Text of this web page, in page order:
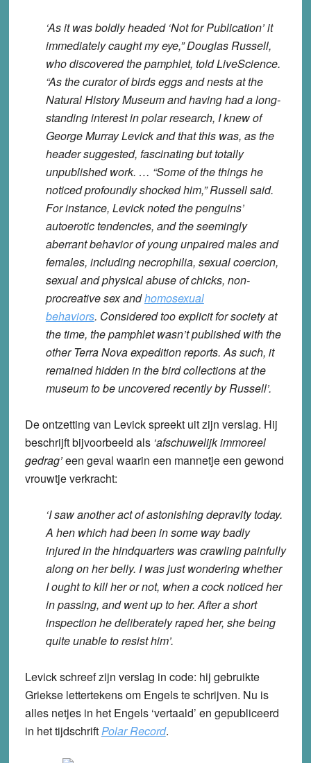
‘As it was boldly headed ‘Not for Publication’ it
immediately caught my eye,” Douglas Russell,
who discovered the pamphlet, told LiveScience.
“As the curator of birds eggs and nests at the
Natural History Museum and having had a long-
standing interest in polar research, I knew of
George Murray Levick and that this was, as the
header suggested, fascinating but totally
unpublished work. … “Some of the things he
noticed profoundly shocked him,” Russell said.
For instance, Levick noted the penguins’
autoerotic tendencies, and the seemingly
aberrant behavior of young unpaired males and
females, including necrophilia, sexual coercion,
sexual and physical abuse of chicks, non-
procreative sex andhomosexual
behaviors. Considered too explicit for society at
the time, the pamphlet wasn’t published with the
other Terra Nova expedition reports. As such, it
remained hidden in the bird collections at the
museum to be uncovered recently by Russell’.
De ontzetting van Levick spreekt uit zijn verslag. Hij
beschrijft bijvoorbeeld als ‘afschuwelijk immoreel
gedrag’een geval waarin een mannetje een gewond
vrouwtje verkracht:
‘I saw another act of astonishing depravity today.
A hen which had been in some way badly
injured in the hindquarters was crawling painfully
along on her belly. I was just wondering whether
I ought to kill her or not, when a cock noticed her
in passing, and went up to her. After a short
inspection he deliberately raped her, she being
quite unable to resist him’.
Levick schreef zijn verslag in code: hij gebruikte
Griekse lettertekens om Engels te schrijven. Nu is
alles netjes in het Engels ‘vertaald’ en gepubliceerd
in het tijdschriftPolar Record.